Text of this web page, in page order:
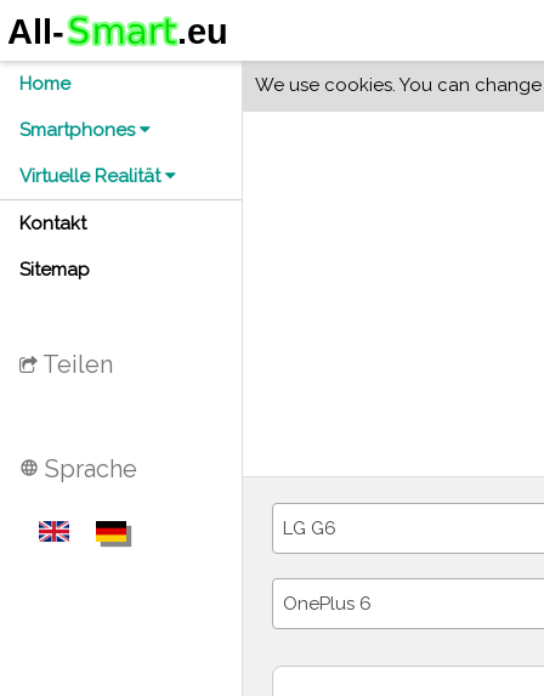
Home
Smartphones
Virtuelle Realität
Kontakt
Sitemap
Teilen
language Sprache
We use cookies. You can
LG G6
OnePlus 6